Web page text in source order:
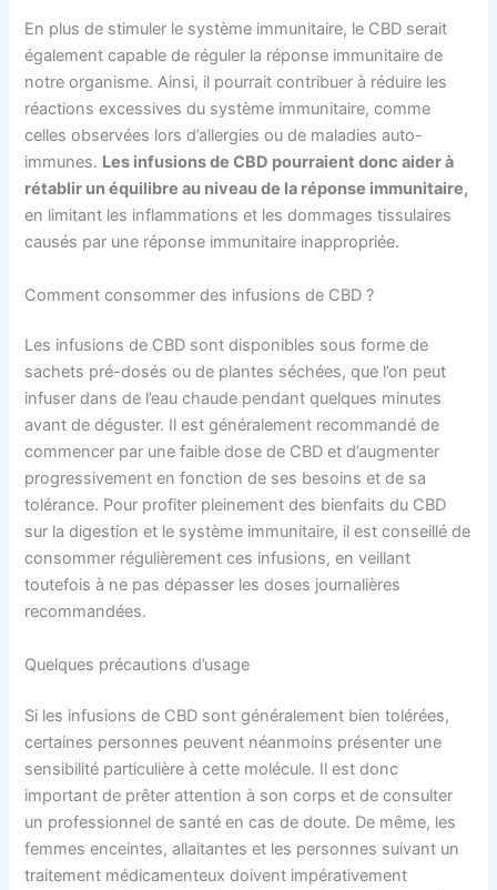
En plus de stimuler le système immunitaire, le CBD serait
également capable de réguler la réponse immunitaire de
notre organisme. Ainsi, il pourrait contribuer à réduire les
réactions excessives du système immunitaire, comme
celles observées lors d’allergies ou de maladies auto-
immunes. Les infusions de CBD pourraient donc aider à
rétablir un équilibre au niveau de la réponse immunitaire,
en limitant les inflammations et les dommages tissulaires
causés par une réponse immunitaire inappropriée.
Comment consommer des infusions de CBD ?
Les infusions de CBD sont disponibles sous forme de
sachets pré-dosés ou de plantes séchées, que l’on peut
infuser dans de l’eau chaude pendant quelques minutes
avant de déguster. Il est généralement recommandé de
commencer par une faible dose de CBD et d’augmenter
progressivement en fonction de ses besoins et de sa
tolérance. Pour profiter pleinement des bienfaits du CBD
sur la digestion et le système immunitaire, il est conseillé de
consommer régulièrement ces infusions, en veillant
toutefois à ne pas dépasser les doses journalières
recommandées.
Quelques précautions d’usage
Si les infusions de CBD sont généralement bien tolérées,
certaines personnes peuvent néanmoins présenter une
sensibilité particulière à cette molécule. Il est donc
important de prêter attention à son corps et de consulter
un professionnel de santé en cas de doute. De même, les
femmes enceintes, allaitantes et les personnes suivant un
traitement médicamenteux doivent impérativement